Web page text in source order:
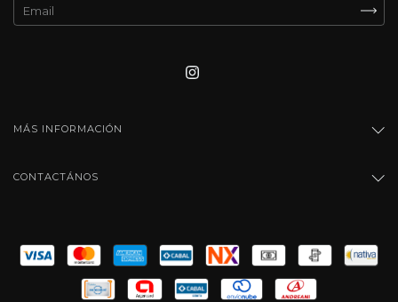
MÁS INFORMACIÓN
CONTACTÁNOS